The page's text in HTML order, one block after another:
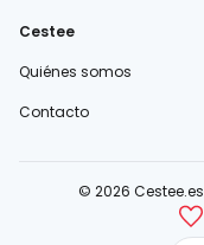
Cestee
Quiénes somos
Contacto
© 2026 Cestee.es